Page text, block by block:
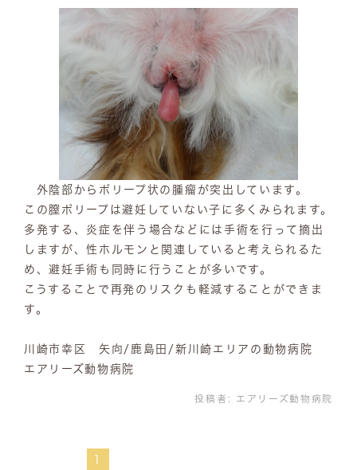
外陰部からポリープ状の腫瘤が突出しています。
この膣ポリープは避妊していない子に多くみられます。
多発する、炎症を伴う場合などには手術を行って摘出
しますが、性ホルモンと関連していると考えられるた
め、避妊手術も同時に行うことが多いです。
こうすることで再発のリスクも軽減することができま
す。
川崎市幸区 矢向/鹿島田/新川崎エリアの動物病院
エアリーズ動物病院
投稿者: エアリーズ動物病院
1